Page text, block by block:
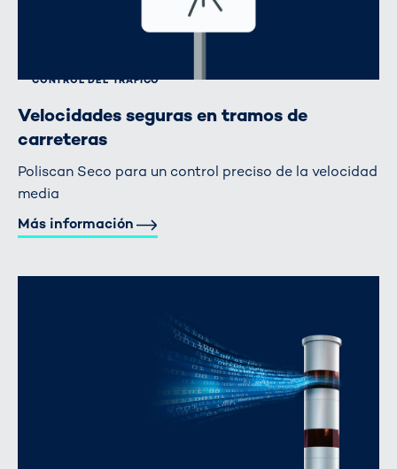
CONTROL DEL TRÁFICO
Velocidades seguras en tramos de
carreteras
Poliscan Seco para un control preciso de la velocidad
media
Más información